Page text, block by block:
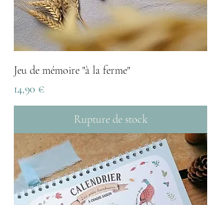
Jeu de mémoire "à la ferme"
Prix
14,90 €
Rupture de stock